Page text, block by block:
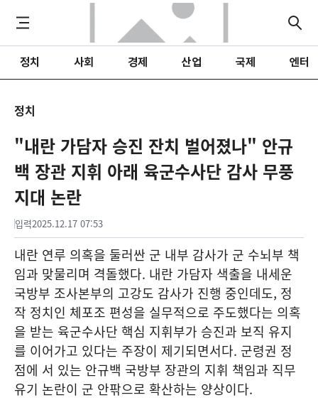
정치 사회 경제 산업 국제 엔터
정치
"내란 가담자 승진 잔치 벌어졌나" 안규
백 장관 지휘 아래 육군수사단 감사 무풍
지대 논란
입력2025.12.17 07:53
내란 연루 의혹을 둘러싼 군 내부 감사가 군 수뇌부 책
임과 맞물리며 격돌했다. 내란 가담자 색출을 내세운
국방부 조사본부의 고강도 감사가 진행 중인데도, 정
작 정치인 체포조 편성을 실무적으로 주도했다는 의혹
을 받는 육군수사단 핵심 지휘부가 승진과 보직 유지
를 이어가고 있다는 주장이 제기되면서다. 군령권 정
점에 서 있는 안규백 국방부 장관의 지휘 책임과 직무
유기 논란이 군 안팎으로 확산하는 양상이다.